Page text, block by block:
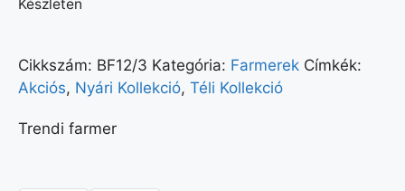
Készleten
Cikkszám: BF12/3 Kategória: Farmerek Címkék:
Akciós, Nyári Kollekció, Téli Kollekció
Trendi farmer